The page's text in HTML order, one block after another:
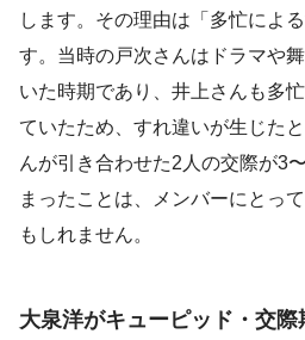
します。その理由は「多忙によ
す。当時の戸次さんはドラマや
いた時期であり、井上さんも多
ていたため、すれ違いが生じた
んが引き合わせた2人の交際が3
まったことは、メンバーにとっ
もしれません。
大泉洋がキューピッド・交際